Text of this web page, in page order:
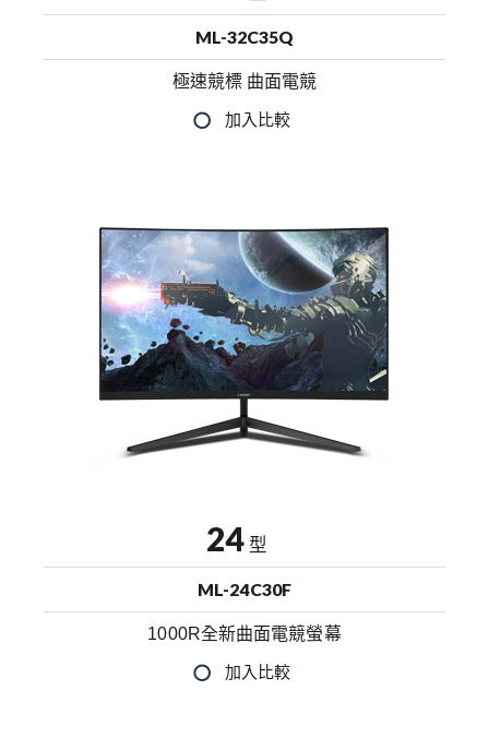
ML-32C35Q
極速競標 曲面電競
24 型
ML-24C30F
1000R全新曲面電競螢幕